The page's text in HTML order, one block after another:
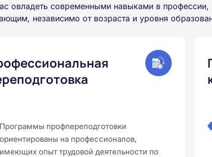
овладеть современными навыками в
независимо от возраста и уровня
Программы профпереподготовки
ориентированы на профессионалов,
имеющих опыт трудовой деятельности по